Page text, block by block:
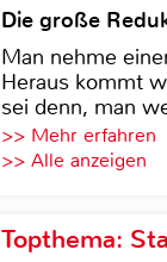
Die große
Man nehme
Heraus kommt
sei denn, man
>> Mehr erfahren
>> Alle anzeigen
Topthema: